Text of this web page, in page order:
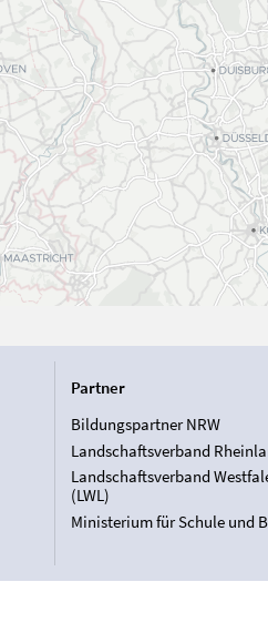
Partner
Bildungspartner NRW
Landschaftsverband
Landschaftsverband
(LWL)
Ministerium für Schule und